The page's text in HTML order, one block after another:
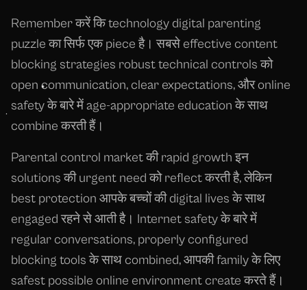
Remember करें कि technology digital parenting
puzzle का सिर्फ एक piece है। सबसे effective content
blocking strategies robust technical controls को
open communication, clear expectations, और online
safety के बारे में age-appropriate education के साथ
combine करती हैं।
Parental control market की rapid growth इन
solutions की urgent need को reflect करती है, लेकिन
best protection आपके बच्चों की digital lives के साथ
engaged रहने से आती है। Internet safety के बारे में
regular conversations, properly configured
blocking tools के साथ combined, आपकी family के लिए
safest possible online environment create करते हैं।